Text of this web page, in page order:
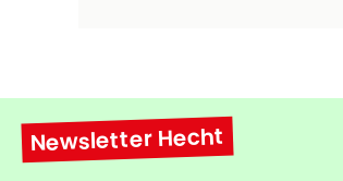
Newsletter Hecht